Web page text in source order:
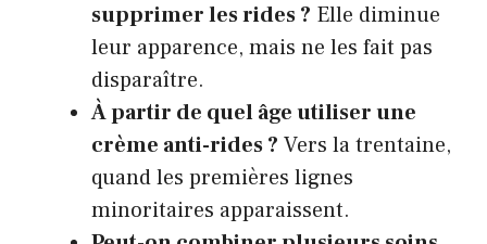
supprimer les rides ? Elle diminue
leur apparence, mais ne les fait pas
disparaître.
À partir de quel âge utiliser une
crème anti-rides ? Vers la trentaine,
quand les premières lignes
minoritaires apparaissent.